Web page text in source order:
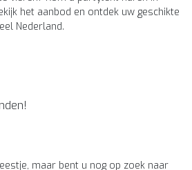
het aanbod en ontdek uw geschikte
Nederland.
maar bent u nog op zoek naar